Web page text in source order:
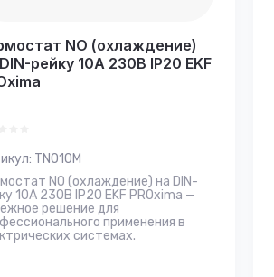
NO (охлаждение)
рейку 10А 230В IP20 EKF
TNO10M
NO (охлаждение) на DIN-
10А 230В IP20 EKF PROxima —
решение для
применения в
системах.